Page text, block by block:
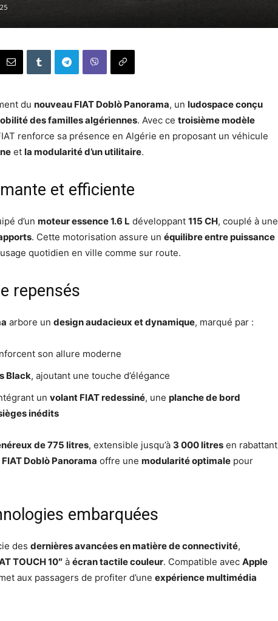
du nouveau FIAT Doblò Panorama, un ludospace conçu
des familles algériennes. Avec ce troisième modèle
renforce sa présence en Algérie en proposant un véhicule
et la modularité d’un utilitaire.
et efficiente
d’un moteur essence 1.6 L développant 115 CH, couplé à une
. Cette motorisation assure un équilibre entre puissance
quotidien en ville comme sur route.
repensés
arbore un design audacieux et dynamique, marqué par :
son allure moderne
Black, ajoutant une touche d’élégance
un volant FIAT redessiné, une planche de bord
inédits
de 775 litres, extensible jusqu’à 3 000 litres en rabattant
FIAT Doblò Panorama offre une modularité optimale pour
embarquées
des dernières avancées en matière de connectivité,
TOUCH 10″ à écran tactile couleur. Compatible avec Apple
aux passagers de profiter d’une expérience multimédia